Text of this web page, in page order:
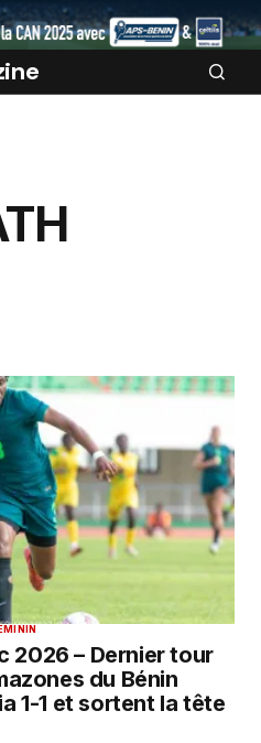
2026 – Dernier tour
du Bénin
1-1 et sortent la tête